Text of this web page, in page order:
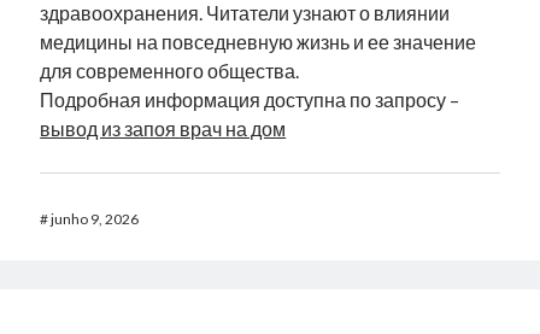
здравоохранения. Читатели узнают о влиянии
медицины на повседневную жизнь и ее значение
для современного общества.
Подробная информация доступна по запросу –
вывод из запоя врач на дом
#junho 9, 2026